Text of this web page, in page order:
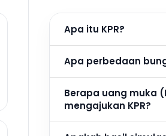
Apa itu KPR?
Apa perbedaan
Berapa uang muka
mengajukan KPR?